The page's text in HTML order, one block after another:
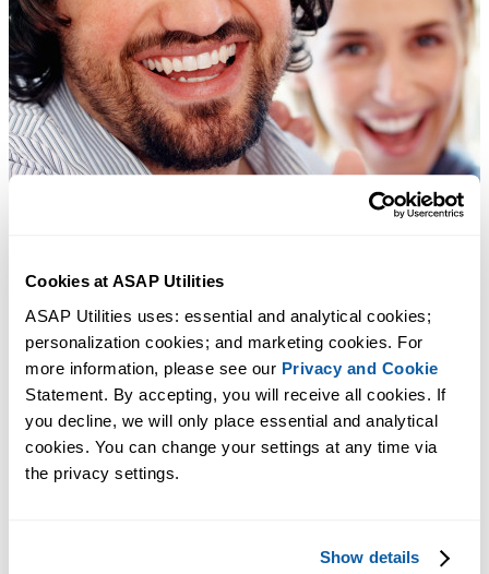
Cookies at ASAP Utilities
ASAP Utilities uses: essential and analytical cookies;
personalization cookies; and marketing cookies. For
more information, please see our Privacy and Cookie
Statement. By accepting, you will receive all cookies. If
you decline, we will only place essential and analytical
cookies. You can change your settings at any time via
the privacy settings.
Show details